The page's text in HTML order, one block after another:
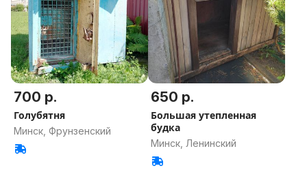
700 р.
Голубятня
Минск, Фрунзенский
650 р.
Большая утепленная
будка
Минск, Ленинский